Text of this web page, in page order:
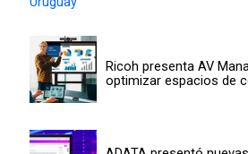
Ricoh presenta AV
optimizar espacios de